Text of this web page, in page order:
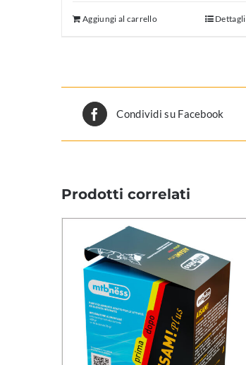
Aggiungi al carrello Dettagli
Condividi su Facebook
Prodotti correlati